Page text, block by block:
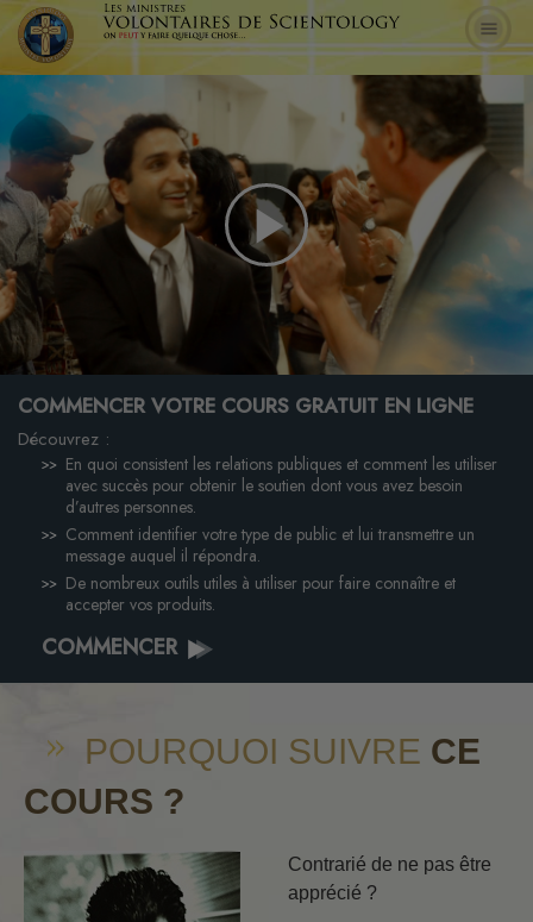
Play
Video
COMMENCER VOTRE COURS GRATUIT EN LIGNE
Découvrez :
En quoi consistent les relations publiques et comment les utiliser
avec succès pour obtenir le soutien dont vous avez besoin
d’autres personnes.
Comment identifier votre type de public et lui transmettre un
message auquel il répondra.
De nombreux outils utiles à utiliser pour faire connaître et
accepter vos produits.
COMMENCER
POURQUOI SUIVRE CE
COURS ?
Contrarié de ne pas être
apprécié ?